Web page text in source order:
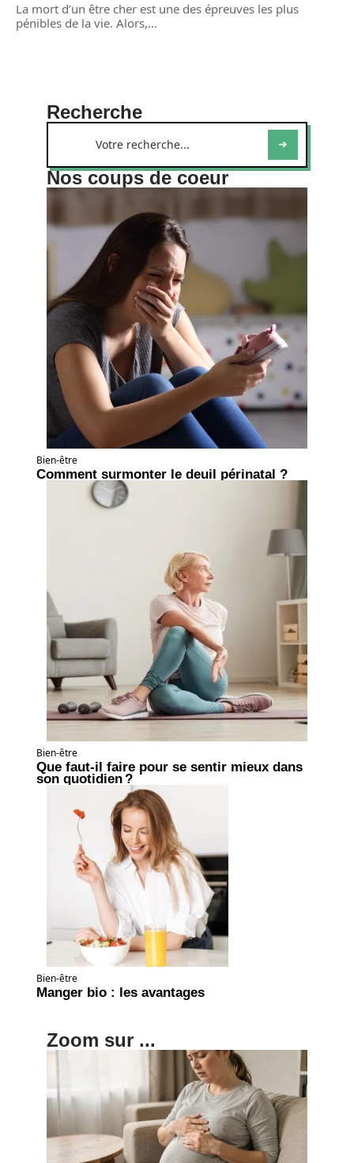
La mort d’un être cher est une des épreuves les plus
pénibles de la vie. Alors,…
Recherche
Nos coups de coeur
Bien-être
Comment surmonter le deuil périnatal ?
Bien-être
Que faut-il faire pour se sentir mieux dans
son quotidien ?
Bien-être
Manger bio : les avantages
Zoom sur ...